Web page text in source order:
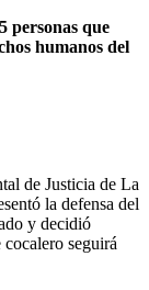
personas que
humanos del
de Justicia de La
la defensa del
y decidió
seguirá